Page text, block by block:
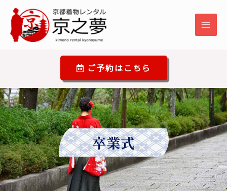
ご予約はこちら
卒業式